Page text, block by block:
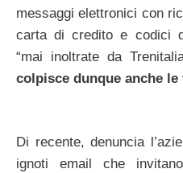
messaggi elettronici con
carta di credito e codici
“mai inoltrate da
colpisce dunque anche
Di recente, denuncia
ignoti email che